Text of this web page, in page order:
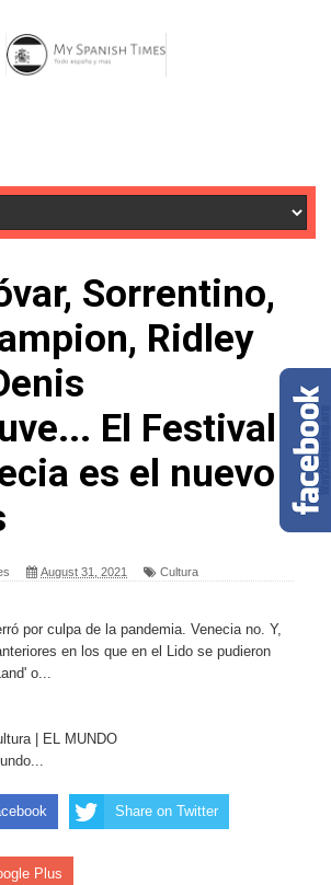
Sorrentino,
Ridley
El Festival
es el nuevo
August 31, 2021 Cultura
por culpa de la pandemia. Venecia no. Y,
en los que en el Lido se pudieron
o...
| EL MUNDO
Share on Twitter
Plus